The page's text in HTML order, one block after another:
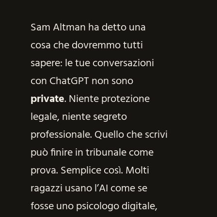
Sam Altman ha detto una
cosa che dovremmo tutti
sapere: le tue conversazioni
con ChatGPT non sono
private. Niente protezione
legale, niente segreto
professionale. Quello che scrivi
può finire in tribunale come
prova. Semplice così. Molti
ragazzi usano l’AI come se
fosse uno psicologo digitale,